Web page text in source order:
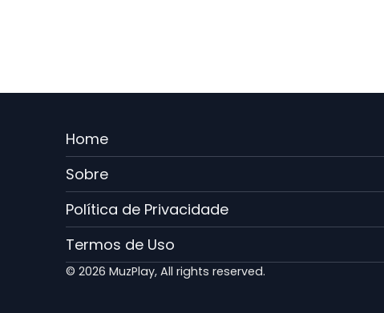
Menu
Rodape
PT
Home
Sobre
Política de Privacidade
Termos de Uso
© 2026 MuzPlay, All rights reserved.